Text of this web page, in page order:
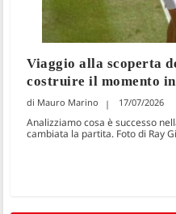
Viaggio alla scoperta
costruire il momento
Mauro Marino 17/07/2026
Analizziamo cosa è successo
cambiata la partita. Foto di Ray